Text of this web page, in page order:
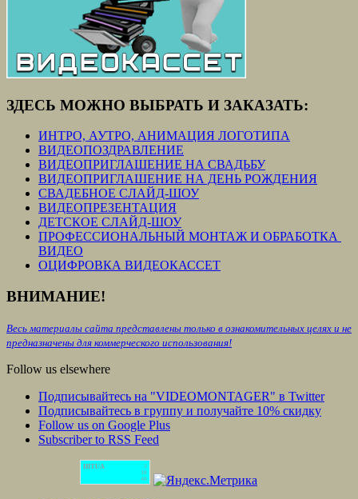
ЗДЕСЬ МОЖНО ВЫБРАТЬ И ЗАКАЗАТЬ:
ИНТРО, АУТРО, АНИМАЦИЯ ЛОГОТИПА
ВИДЕОПОЗДРАВЛЕНИЕ
ВИДЕОПРИГЛАШЕНИЕ НА СВАДЬБУ
ВИДЕОПРИГЛАШЕНИЕ НА ДЕНЬ РОЖДЕНИЯ
СВАДЕБНОЕ СЛАЙД-ШОУ
ВИДЕОПРЕЗЕНТАЦИЯ
ДЕТСКОЕ СЛАЙД-ШОУ
ПРОФЕССИОНАЛЬНЫЙ МОНТАЖ И ОБРАБОТКА
ВИДЕО
ОЦИФРОВКА ВИДЕОКАССЕТ
ВНИМАНИЕ!
Весь материалы сайта представлены только в ознакомительных целях и не
предназначены для коммерческого использования!
Follow us elsewhere
Подписывайтесь на "VIDEOMONTAGER" в Twitter
Подписывайтесь в группу и получайте 10% скидку
Follow us on Google Plus
Subscriber to RSS Feed
HIT.UA
3
38
40